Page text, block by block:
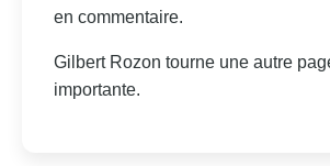
en commentaire.
Gilbert Rozon tourne une autre
importante.